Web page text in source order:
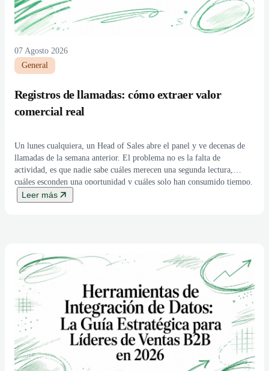
07 Agosto 2026
General
Registros de llamadas: cómo extraer valor
comercial real
Un lunes cualquiera, un Head of Sales abre el panel y ve decenas de
llamadas de la semana anterior. El problema no es la falta de
actividad, es que nadie sabe cuáles merecen una segunda lectura,
cuáles esconden una oportunidad y cuáles solo han consumido tiempo.
Cuando el equipo trabaja así, el forecast se apoya […]
Leer más